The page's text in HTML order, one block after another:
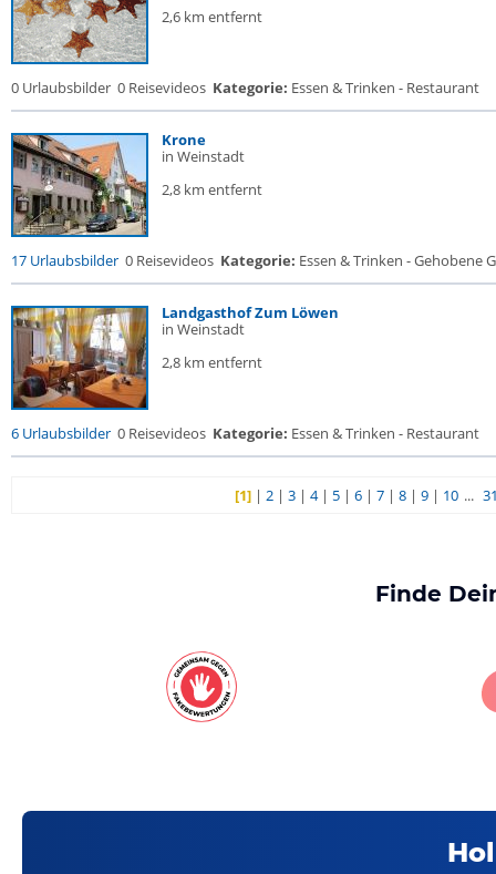
2,6 km entfernt
0 Urlaubsbilder 0 Reisevideos Kategorie: Essen & Trinken - Restaurant
Krone
in Weinstadt
2,8 km entfernt
17 Urlaubsbilder 0 Reisevideos Kategorie: Essen & Trinken - Gehobene
Landgasthof Zum Löwen
in Weinstadt
2,8 km entfernt
6 Urlaubsbilder 0 Reisevideos Kategorie: Essen & Trinken - Restaurant
[1]| 2| 3| 4| 5| 6| 7| 8| 9| 10 ...
Finde